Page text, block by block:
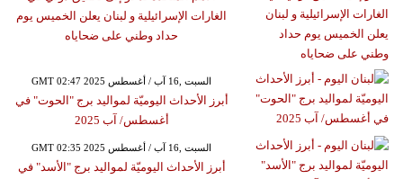
الغارات الإسرائيلية و لبنان يعلن الخميس يوم
حداد وطني على ضحاياه
GMT 02:47 2025 السبت ,16 آب / أغسطس
أبرز الأحداث اليوميّة لمواليد برج "الحوت" في
أغسطس/ آب 2025
GMT 02:35 2025 السبت ,16 آب / أغسطس
أبرز الأحداث اليوميّة لمواليد برج "الأسد" في